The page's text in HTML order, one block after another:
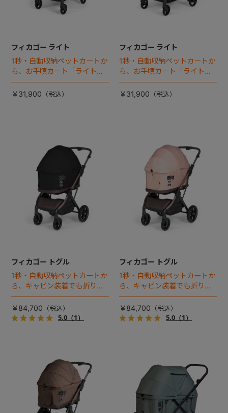
フィカゴー ライト
1秒・自動収納ペットカートか
ら、お手頃カート「ライト」
が登場！
￥31,900
フィカゴー ライト
1秒・自動収納ペットカートか
ら、お手頃カート「ライト」
が登場！
￥31,900
フィカゴー トグル
1秒・自動収納ペットカートか
ら、キャビン装着でも折りた
ためるモデルが登場！
￥84,700
5.0（1）
フィカゴー トグル
1秒・自動収納ペットカートか
ら、キャビン装着でも折りた
ためるモデルが登場！
￥84,700
5.0（1）